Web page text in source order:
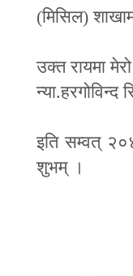
(मिसिल)
उक्त रायमा
न्या.हरगोविन्द
इति सम्वत्
शुभम् ।